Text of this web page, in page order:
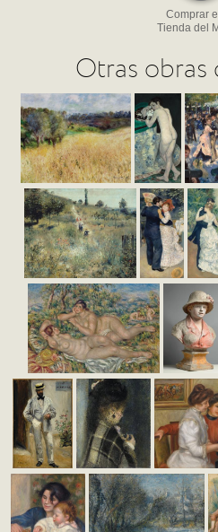
Comprar
Tienda del
Otras obras